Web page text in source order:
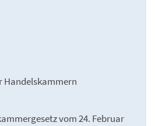
Handelskammern
vom 24. Februar